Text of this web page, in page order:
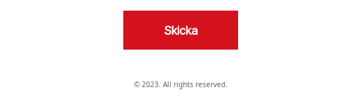
Skicka
© 2023. All rights reserved.